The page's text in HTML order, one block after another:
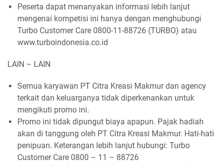
Peserta dapat menanyakan informasi lebih lanjut
mengenai kompetisi ini hanya dengan menghubungi
Turbo Customer Care 0800-11-88726 (TURBO) atau
www.turboindonesia.co.id
LAIN – LAIN
Semua karyawan PT Citra Kreasi Makmur dan agency
terkait dan keluarganya tidak diperkenankan untuk
mengikuti promo ini.
Promo ini tidak dipungut biaya apapun. Pajak hadiah
akan di tanggung oleh PT Citra Kreasi Makmur. Hati-hati
penipuan. Keterangan lebih lanjut hubungi: Turbo
Customer Care 0800 – 11 – 88726